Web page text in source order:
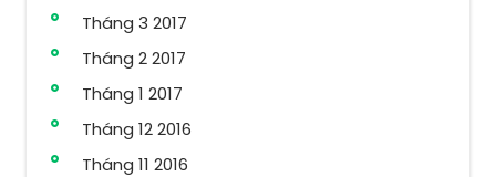
Tháng 3 2017
Tháng 2 2017
Tháng 1 2017
Tháng 12 2016
Tháng 11 2016